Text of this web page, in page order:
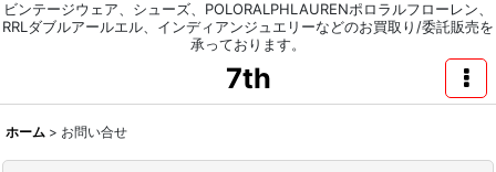
ビンテージウェア、シューズ、POLORALPHLAURENポロラルフローレン、
RRLダブルアールエル、インディアンジュエリーなどのお買取り/委託販売を
承っております。
7th
ホーム > お問い合せ